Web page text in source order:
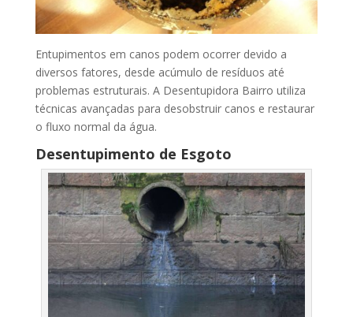
Entupimentos em canos podem ocorrer devido a
diversos fatores, desde acúmulo de resíduos até
problemas estruturais. A Desentupidora Bairro utiliza
técnicas avançadas para desobstruir canos e restaurar
o fluxo normal da água.
Desentupimento de Esgoto